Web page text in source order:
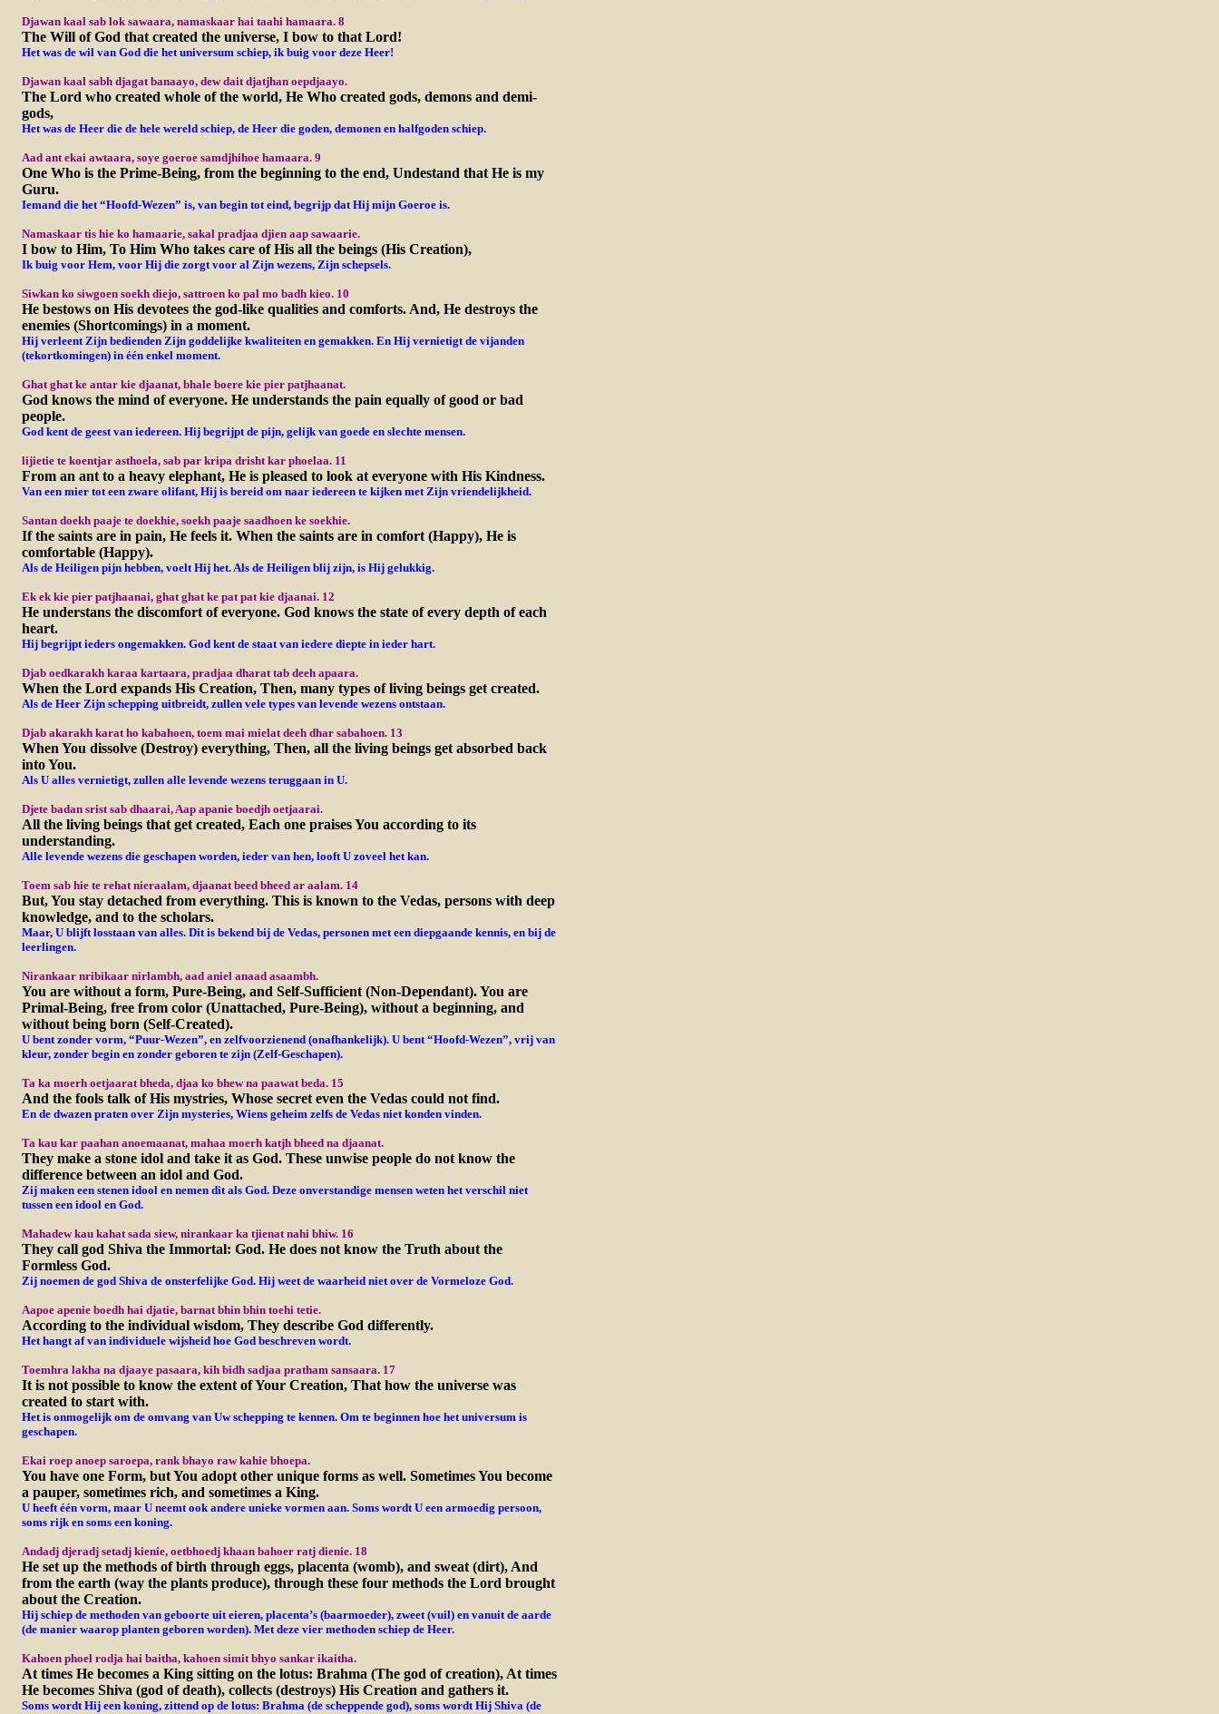
Djawan kaal sab lok sawaara, namaskaar hai taahi hamaara. 8
The Will of God that created the universe, I bow to that Lord!
Het was de wil van God die het universum schiep, ik buig voor deze Heer!
Djawan kaal sabh djagat banaayo, dew dait djatjhan oepdjaayo.
The Lord who created whole of the world, He Who created gods, demons and demi-
gods,
Het was de Heer die de hele wereld schiep, de Heer die goden, demonen en halfgoden schiep.
Aad ant ekai awtaara, soye goeroe samdjhihoe hamaara. 9
One Who is the Prime-Being, from the beginning to the end, Undestand that He is my
Guru.
Iemand die het “Hoofd-Wezen” is, van begin tot eind, begrijp dat Hij mijn Goeroe is.
Namaskaar tis hie ko hamaarie, sakal pradjaa djien aap sawaarie.
I bow to Him, To Him Who takes care of His all the beings (His Creation),
Ik buig voor Hem, voor Hij die zorgt voor al Zijn wezens, Zijn schepsels.
Siwkan ko siwgoen soekh diejo, sattroen ko pal mo badh kieo. 10
He bestows on His devotees the god-like qualities and comforts. And, He destroys the
enemies (Shortcomings) in a moment.
Hij verleent Zijn bedienden Zijn goddelijke kwaliteitenen gemakken. En Hij vernietigt de vijanden
(tekortkomingen) in één enkel moment.
Ghat ghat ke antar kie djaanat, bhale boere kie pier patjhaanat.
God knows the mind of everyone. He understands the pain equally of good or bad
people.
God kent de geest van iedereen. Hij begrijpt de pijn, gelijk van goede en slechte mensen.
lijietie te koentjar asthoela, sab par kripa drisht kar phoelaa. 11
From an ant to a heavy elephant, He is pleased to look at everyone with His Kindness.
Van een mier tot een zware olifant, Hij is bereid om naar iedereen te kijken met Zijn vriendelijkheid.
Santan doekh paaje te doekhie, soekh paaje saadhoen ke soekhie.
If the saints are in pain, He feels it. When the saints are in comfort (Happy), He is
comfortable (Happy).
Alsde Heiligen pijn hebben, voelt Hij het. Als de Heiligen blij zijn, is Hij gelukkig.
Ek ek kie pier patjhaanai, ghat ghat ke pat pat kie djaanai. 12
He understans the discomfort of everyone. God knows the state of every depth of each
heart.
Hij begrijpt ieders ongemakken. God kent de staat van iedere diepte in ieder hart.
Djab oedkarakh karaa kartaara, pradjaa dharat tab deeh apaara.
When the Lord expands His Creation, Then, many types of living beings get created.
Als de Heer Zijn schepping uitbreidt, zullen vele types van levende wezens ontstaan.
Djab akarakh karat ho kabahoen, toem mai mielat deeh dhar sabahoen. 13
When You dissolve (Destroy) everything, Then, all the living beings get absorbed back
into You.
Als U alles vernietigt, zullen alle levende wezens teruggaan in U.
Djete badan srist sab dhaarai, Aap apanie boedjh oetjaarai.
All the living beings that get created, Each one praises You according to its
understanding.
Allelevende wezens die geschapen worden, ieder van hen, looft U zoveel het kan.
Toem sab hie te rehat nieraalam, djaanat beed bheed ar aalam. 14
But, You stay detached from everything. This is known to the Vedas, persons with deep
knowledge, and to the scholars.
Maar, U blijft losstaan van alles. Dit is bekend bij de Vedas, personen met een diepgaande kennis, en bij de
leerlingen.
Nirankaar nribikaar nirlambh, aad aniel anaad asaambh.
You are without a form, Pure-Being, and Self-Sufficient (Non-Dependant). You are
Primal-Being, free from color (Unattached, Pure-Being), without a beginning, and
without being born (Self-Created).
U bent zonder vorm, “Puur-Wezen”, en zelfvoorzienend (onafhankelijk). U bent “Hoofd-Wezen”, vrij van
kleur, zonder begin en zonder geboren te zijn (Zelf-Geschapen).
Ta ka moerh oetjaarat bheda, djaa ko bhew na paawat beda. 15
And the fools talk of His mystries, Whose secret even the Vedas could not find.
En de dwazen praten over Zijn mysteries, Wiens geheim zelfs de Vedas niet konden vinden.
Ta kau kar paahan anoemaanat, mahaa moerh katjh bheed na djaanat.
They make a stone idol and take it as God. These unwise people do not know the
difference between an idol and God.
Zij maken een stenen idool en nemen dit als God. Deze onverstandige mensen weten het verschil niet
tussen een idool en God.
Mahadew kau kahat sada siew, nirankaar ka tjienat nahi bhiw. 16
They call god Shiva the Immortal: God. He does not know the Truth about the
Formless God.
Zij noemen de god Shiva de onsterfelijke God. Hij weet de waarheid niet over de Vormeloze God.
Aapoe apenie boedh hai djatie, barnat bhin bhin toehi tetie.
According to the individual wisdom, They describe God differently.
Het hangt af van individuele wijsheid hoe God beschreven wordt.
Toemhra lakha na djaaye pasaara, kih bidh sadjaa pratham sansaara. 17
It is not possible to know the extent of Your Creation, That how the universe was
created to start with.
Hetis onmogelijk om de omvang van Uw schepping te kennen. Om te beginnen hoe het universum is
geschapen.
Ekai roep anoep saroepa, rank bhayo raw kahie bhoepa.
You have one Form, but You adopt other unique forms as well. Sometimes You become
a pauper, sometimes rich, and sometimes a King.
U heeft één vorm, maar U neemt ook andere unieke vormen aan. Soms wordt U een armoedig persoon,
soms rijk en soms een koning.
Andadj djeradj setadj kienie, oetbhoedj khaan bahoer ratj dienie. 18
He set up the methods of birth through eggs, placenta (womb), and sweat (dirt), And
from the earth (way the plants produce), through these four methods the Lord brought
about the Creation.
Hij schiep de methoden van geboorte uit eieren, placenta’s (baarmoeder), zweet (vuil) en vanuit de aarde
(de manier waarop planten geboren worden). Met deze vier methoden schiep de Heer.
Kahoen phoel rodja hai baitha, kahoen simit bhyo sankar ikaitha.
At times He becomes a King sitting on the lotus: Brahma (The god of creation), At times
He becomes Shiva (god of death), collects (destroys) His Creation and gathers it.
Soms wordt Hij een koning, zittend op de lotus: Brahma (de scheppende god), soms wordt Hij Shiva (de